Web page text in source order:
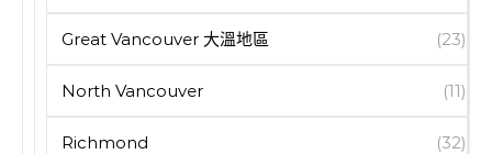
Great Vancouver 大溫地區 (23)
North Vancouver (11)
Richmond (32)